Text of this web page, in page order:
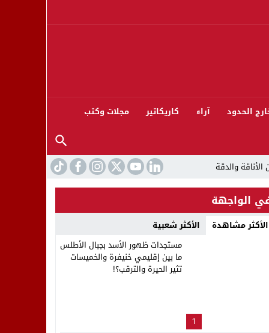
الحدود آراء كاريكاتير مجلات وكتب
بنزاهة النهائي
الواجهة
الأكثر مشاهدة الأكثر شعبية
1
مستجدات ظهور الأسد بجبال الأطلس
ما بين إقليمي خنيفرة والخميسات
تثير الحيرة والترقب؟!